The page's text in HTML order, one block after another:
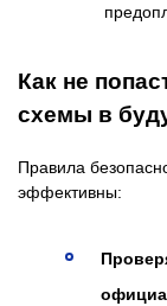
Как не
схемы в
Правила
эффективны: